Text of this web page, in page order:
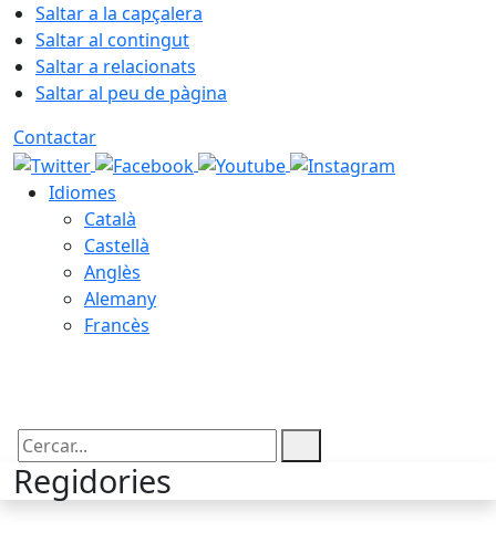
Saltar a la capçalera
Saltar al contingut
Saltar a relacionats
Saltar al peu de pàgina
Contactar
Idiomes
Català
Castellà
Anglès
Alemany
Francès
Cercar:
Regidories